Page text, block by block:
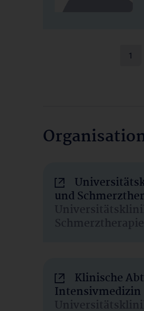
1
und
Schmerztherapie
Klinische
Intensivmedizin